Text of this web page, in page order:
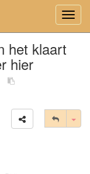
het klaart
hier